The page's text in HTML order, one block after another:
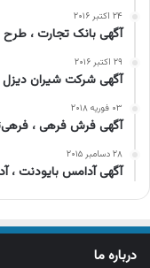
۲۴ اکتبر ۲۰۱۶
آگهی بانک تجارت ،
۲۹ اکتبر ۲۰۱۶
آگهی شرکت شیران
۰۳ فوریه ۲۰۱۸
آگهی فرش فرهی ،
۲۸ دسامبر ۲۰۱۵
آگهی آدامس بایودنت ،
درباره ما